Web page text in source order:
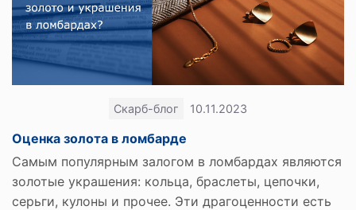
Скарб-блог 10.11.2023
Оценка золота в ломбарде
Самым популярным залогом в ломбардах являются
золотые украшения: кольца, браслеты, цепочки,
серьги, кулоны и прочее. Эти драгоценности есть